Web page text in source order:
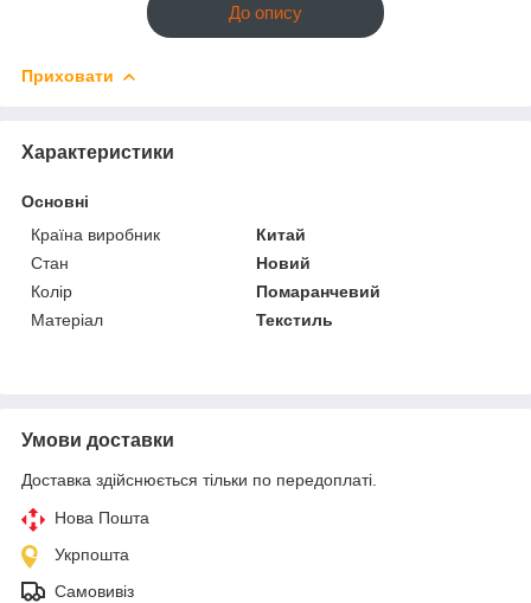
До опису
Приховати
Характеристики
Основні
Країна виробник
Китай
Стан
Новий
Колір
Помаранчевий
Матеріал
Текстиль
Умови доставки
Доставка здійснюється тільки по передоплаті.
Нова Пошта
Укрпошта
Самовивіз